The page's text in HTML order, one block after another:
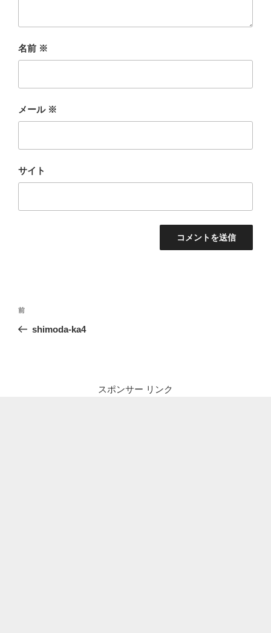
名前 ※
メール ※
サイト
投
ナ
前
の
前
shimoda-ka4
スポンサー リンク